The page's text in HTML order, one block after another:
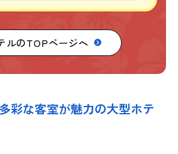
ルのTOPページへ
彩な客室が魅力の大型ホテ